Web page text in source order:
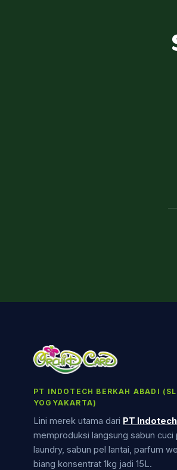
PT INDOTECH BERKAH ABADI
YOGYAKARTA)
Lini merek utama dari PT
memproduksi langsung sabun cuci
laundry, sabun pel lantai, parfum
biang konsentrat 1kg jadi 15L.